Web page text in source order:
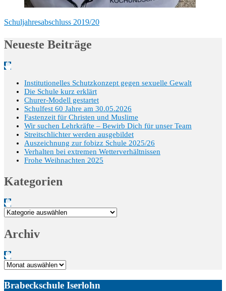
Schuljahresabschluss 2019/20
Neueste Beiträge
Institutionelles Schutzkonzept gegen sexuelle Gewalt
Die Schule kurz erklärt
Churer-Modell gestartet
Schulfest 60 Jahre am 30.05.2026
Fastenzeit für Christen und Muslime
Wir suchen Lehrkräfte – Bewirb Dich für unser Team
Streitschlichter werden ausgebildet
Auszeichnung zur fobizz Schule 2025/26
Verhalten bei extremen Wetterverhältnissen
Frohe Weihnachten 2025
Kategorien
Kategorien
Archiv
Archiv
Brabeckschule Iserlohn